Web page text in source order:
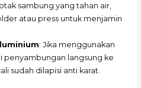
sambung yang tahan air,
atau press untuk menjamin
: Jika menggunakan
penyambungan langsung ke
sudah dilapisi anti karat.